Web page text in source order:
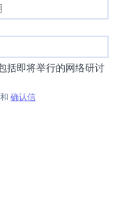
括即将举行的网络研讨
和 确认信